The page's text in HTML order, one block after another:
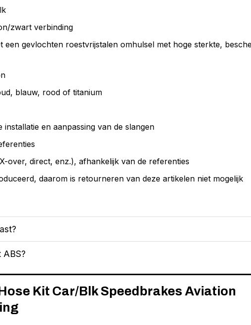
zwart verbinding
gevlochten roestvrijstalen omhulsel met hoge sterkte,
blauw, rood of titanium
en aanpassing van de slangen
over, direct, enz.), afhankelijk van de referenties
daarom is retourneren van deze artikelen niet mogelijk
Kit Car/Blk Speedbrakes Aviation